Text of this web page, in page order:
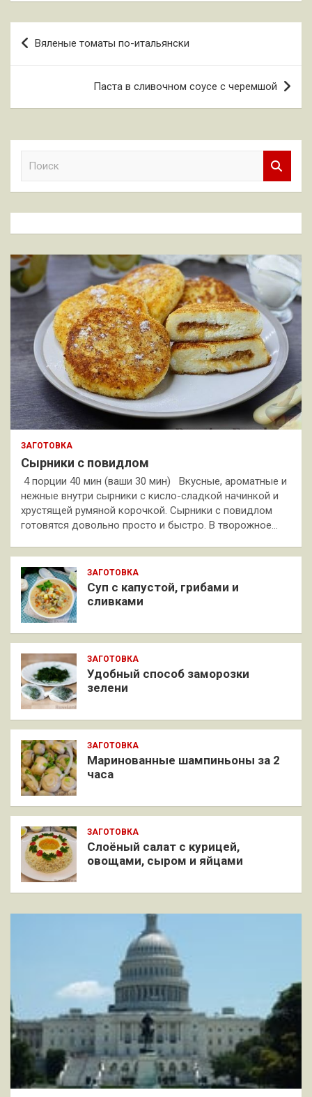
Навигация
по
Вяленые томаты по-итальянски
Паста в сливочном соусе с черемшой
к
ЗАГОТОВКА
Сырники с повидлом
4 порции 40 мин (ваши 30 мин) Вкусные, ароматные и
нежные внутри сырники с кисло-сладкой начинкой и
хрустящей румяной корочкой. Сырники с повидлом
готовятся довольно просто и быстро. В творожное…
ЗАГОТОВКА
Суп с капустой, грибами и
сливками
ЗАГОТОВКА
Удобный способ заморозки
зелени
ЗАГОТОВКА
Маринованные шампиньоны за 2
часа
ЗАГОТОВКА
Слоёный салат с курицей,
овощами, сыром и яйцами